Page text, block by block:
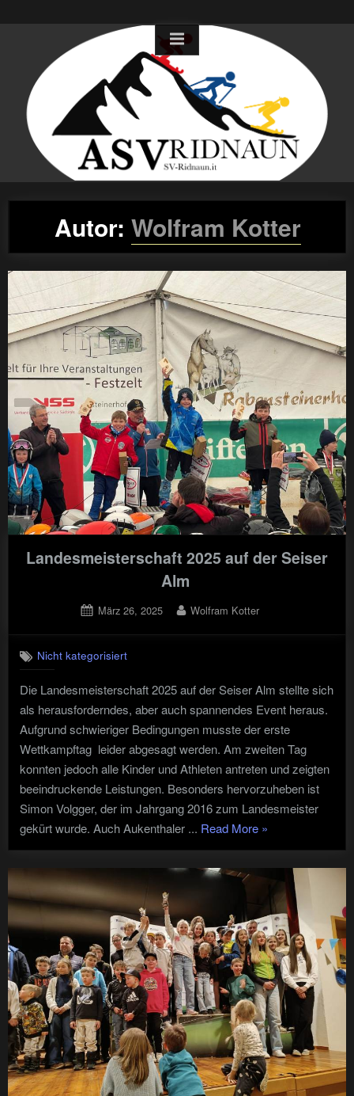
Autor: Wolfram Kotter
Landesmeisterschaft 2025 auf der Seiser
Alm
Posted
März 26, 2025 By
Wolfram Kotter
Nicht kategorisiert
Die Landesmeisterschaft 2025 auf der Seiser Alm stellte sich
als herausforderndes, aber auch spannendes Event heraus.
Aufgrund schwieriger Bedingungen musste der erste
Wettkampftag leider abgesagt werden. Am zweiten Tag
konnten jedoch alle Kinder und Athleten antreten und zeigten
beeindruckende Leistungen. Besonders hervorzuheben ist
Simon Volgger, der im Jahrgang 2016 zum Landesmeister
gekürt wurde. Auch Aukenthaler ... Read More
2025
Seiser
Alm "
»